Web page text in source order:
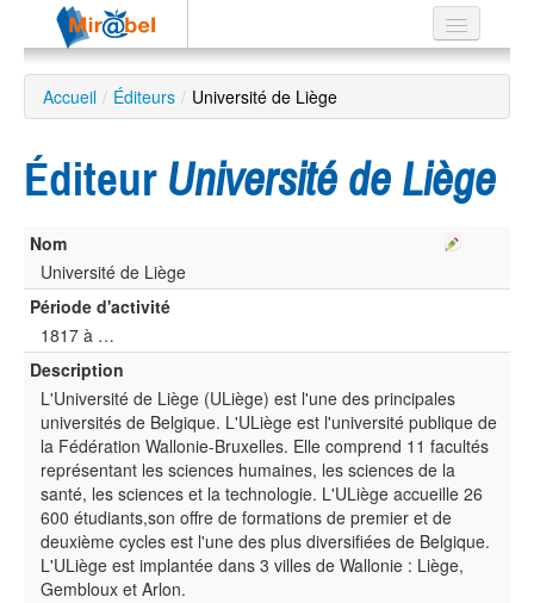
Le réseau
Soutien
Listes
Recherche
avancée
EN
ES
?
Accueil / Éditeurs / Université de Liège
Éditeur Université de Liège
Nom
Université de Liège
Période d'activité
1817 à …
Description
L'Université de Liège (ULiège) est l'une des principales
universités de Belgique. L'ULiège est l'université publique de
la Fédération Wallonie-Bruxelles. Elle comprend 11 facultés
représentant les sciences humaines, les sciences de la
santé, les sciences et la technologie. L'ULiège accueille 26
600 étudiants,son offre de formations de premier et de
deuxième cycles est l'une des plus diversifiées de Belgique.
L'ULiège est implantée dans 3 villes de Wallonie : Liège,
Gembloux et Arlon.